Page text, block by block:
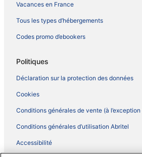
Vacances en France
Tous les types d’hébergements
Codes promo d’ebookers
Politiques
Déclaration sur la protection des données
Cookies
Conditions générales de vente (à
Conditions générales d’utilisation Abritel
Accessibilité